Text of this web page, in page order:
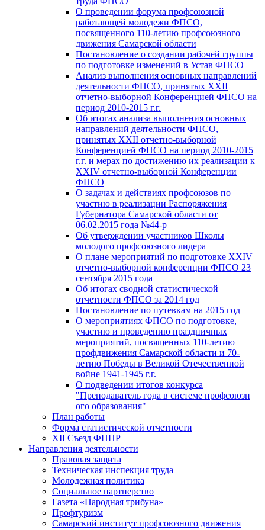
О проведении форума профсоюзной
работающей молодежи ФПСО,
посвященного 110-летию профсоюзного
движения Самарской области
Постановление о создании рабочей группы
по подготовке изменений в Устав ФПСО
Анализ выполнения основных направлений
деятельности ФПСО, принятых XXII
отчетно-выборной Конференцией ФПСО на
период 2010-2015 г.г.
Об итогах анализа выполнения основных
направлений деятельности ФПСО,
принятых XXII отчетно-выборной
Конференцией ФПСО на период 2010-2015
г.г. и мерах по достижению их реализации к
XXIV отчетно-выборной Конференции
ФПСО
О задачах и действиях профсоюзов по
участию в реализации Распоряжения
Губернатора Самарской области от
06.02.2015 года №44-р
Об утверждении участников Школы
молодого профсоюзного лидера
О плане мероприятий по подготовке XXIV
отчетно-выборной конференции ФПСО 23
сентября 2015 года
Об итогах сводной статистической
отчетности ФПСО за 2014 год
Постановление по путевкам на 2015 год
О мероприятиях ФПСО по подготовке,
участию и проведению праздничных
мероприятий, посвященных 110-летию
профдвижения Самарской области и 70-
летию Победы в Великой Отечественной
войне 1941-1945 г.г.
О подведении итогов конкурса
"Преподаватель года в системе профсоюзн
ого образования"
План работы
Форма статистической отчетности
XII Съезд ФНПР
Направления деятельности
Правовая защита
Техническая инспекция труда
Молодежная политика
Социальное партнерство
Газета «Народная трибуна»
Профтуризм
Самарский институт профсоюзного движения